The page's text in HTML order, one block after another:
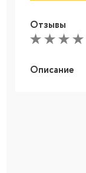
Отзывы
Описание